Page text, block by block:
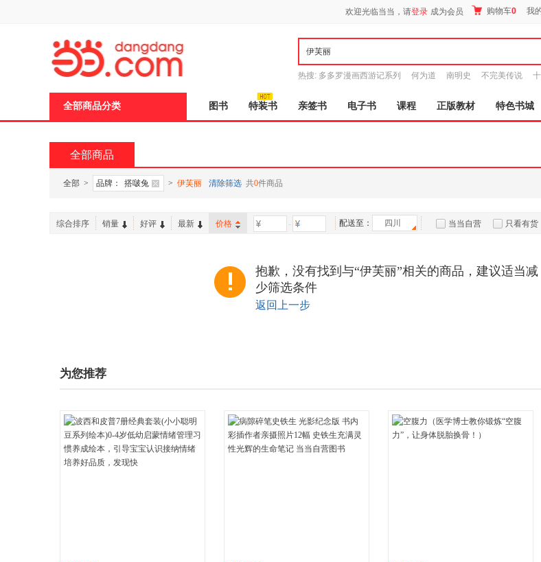
欢迎光临当当，请登录 成为会员 购物车0 我
热搜: 多多罗漫画西游记系列 何为道 南明史 不完美传说
全部商品分类 图书 特装书 亲签书 电子书 课程 正版教材 特色书城
全部商品
全部 > 品牌： 搭啵兔 > 伊芙丽 清除筛选 共0件商品
综合排序 销量 好评 最新 价格 - 配送至： 四川 当当自营 只看有货
抱歉，没有找到与“伊芙丽”相关的商品，建议适当减
少筛选条件
返回上一步
为您推荐
页